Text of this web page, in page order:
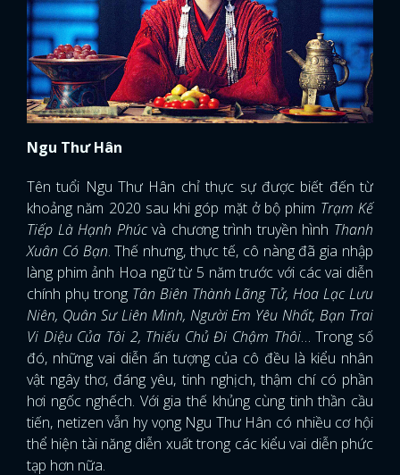
Ngu Thư Hân
Tên tuổi Ngu Thư Hân chỉ thực sự được biết đến từ
khoảng năm 2020 sau khi góp mặt ở bộ phim Trạm Kế
Tiếp Là Hạnh Phúcvà chương trình truyền hình Thanh
Xuân Có Bạn. Thế nhưng, thực tế, cô nàng đã gia nhập
làng phim ảnh Hoa ngữ từ 5 năm trước với các vai diễn
chính phụ trong Tân Biên Thành Lãng Tử, Hoa Lạc Lưu
Niên, Quân Sư Liên Minh, Người Em Yêu Nhất, Bạn Trai
Vi Diệu Của Tôi 2, Thiếu Chủ Đi Chậm Thôi… Trong số
đó, những vai diễn ấn tượng của cô đều là kiểu nhân
vật ngây thơ, đáng yêu, tinh nghịch, thậm chí có phần
hơi ngốc nghếch. Với gia thế khủng cùng tinh thần cầu
tiến, netizen vẫn hy vọng Ngu Thư Hân có nhiều cơ hội
thể hiện tài năng diễn xuất trong các kiểu vai diễn phức
tạp hơn nữa.